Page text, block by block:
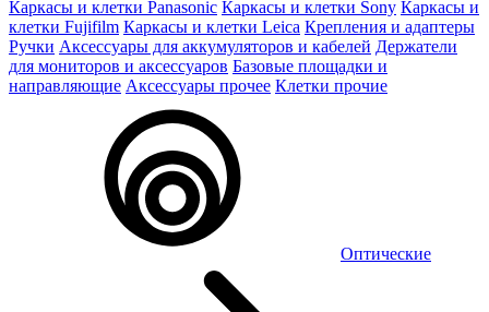
Каркасы и клетки Panasonic Каркасы и клетки Sony Каркасы и
клетки Fujifilm Каркасы и клетки Leica Крепления и адаптеры
Ручки Аксессуары для аккумуляторов и кабелей Держатели
для мониторов и аксессуаров Базовые площадки и
направляющие Аксессуары прочее Клетки прочие
Оптические